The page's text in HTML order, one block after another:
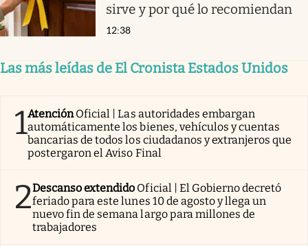
sirve y por qué lo recomiendan
12:38
Las más leídas de El Cronista Estados Unidos
1AtenciónOficial | Las autoridades embargan
automáticamente los bienes, vehículos y cuentas
bancarias de todos los ciudadanos y extranjeros que
postergaron el Aviso Final
2Descanso extendido Oficial | El Gobierno decretó
feriado para este lunes 10 de agosto y llega un
nuevo fin de semana largo para millones de
trabajadores